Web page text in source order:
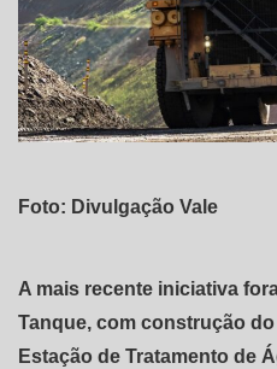
Foto: Divulgação Vale
A mais recente iniciativa
Tanque, com construção
Estação de Tratamento de